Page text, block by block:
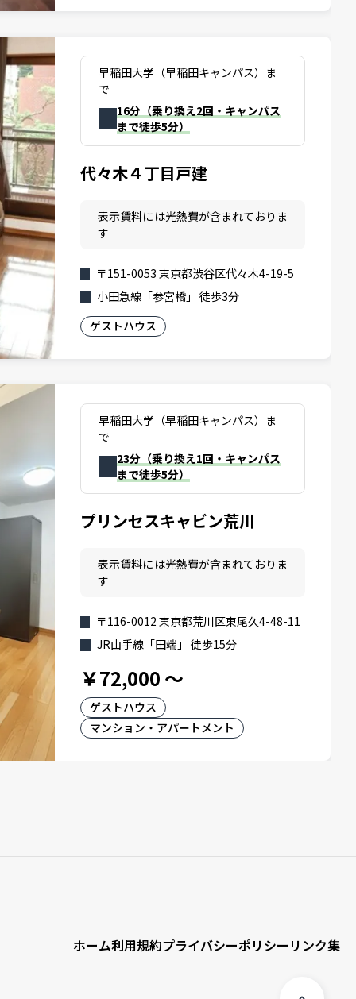
早稲田大学（早稲田キャンパス）ま
で
16分（乗り換え2回・キャンパス
まで徒歩5分）
代々木４丁目戸建
表示賃料には光熱費が含まれておりま
す
〒151-0053 東京都渋谷区代々木4-19-5
小田急線「参宮橋」 徒歩3分
ゲストハウス
早稲田大学（早稲田キャンパス）ま
で
23分（乗り換え1回・キャンパス
まで徒歩5分）
プリンセスキャビン荒川
表示賃料には光熱費が含まれておりま
す
〒116-0012 東京都荒川区東尾久4-48-11
JR山手線「田端」 徒歩15分
￥72,000 ～
ゲストハウス
マンション・アパートメント
ホーム利用規約プライバシーポリシー リンク集